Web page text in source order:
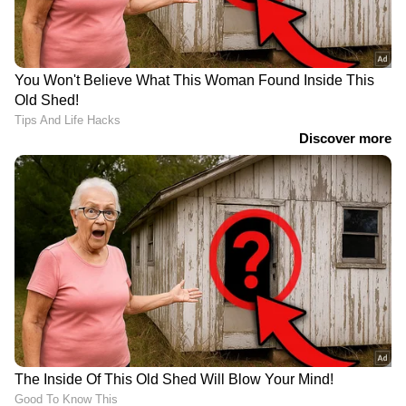
RECOMMENDED STORIES
മണ്ഡല പുനർനിർണയം:
ഡിഎംകെക്ക് മനംമാറ്റം?
രാഹുലിനെ തള്ളി,
തമിഴ്നാടിന്
ദോഷമാകില്ലെങ്കിൽ
ബില്ലിനെ
തുടർ സമര പരിപാടികൾ
സിജെപി ഇന്ന്
പ്രഖ്യാപിക്കും,
ജെൻസികളുമായി
കൂടിക്കാഴ്ച്ചക്ക് മോഹൻ ഭാ​